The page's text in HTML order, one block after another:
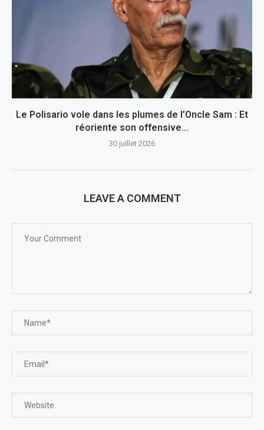
Le Polisario vole dans les plumes de l’Oncle Sam : Et
réoriente son offensive...
30 juillet 2026
LEAVE A COMMENT